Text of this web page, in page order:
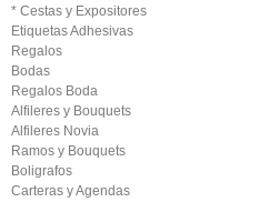
* Cestas y Expositores
Etiquetas Adhesivas
Regalos
Bodas
Regalos Boda
Alfileres y Bouquets
Alfileres Novia
Ramos y Bouquets
Boligrafos
Carteras y Agendas